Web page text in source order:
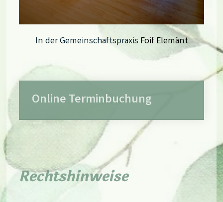
In der Gemeinschaftspraxis Foif Elemänt
Online Terminbuchung
Rechtshinweise